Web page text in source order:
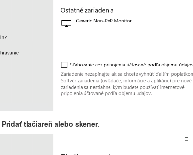
Pridať tlačiareň alebo skener.